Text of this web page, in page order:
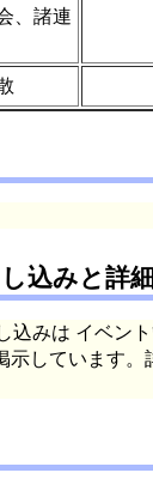
、諸連
込みと詳
込みは イベン
示しています。